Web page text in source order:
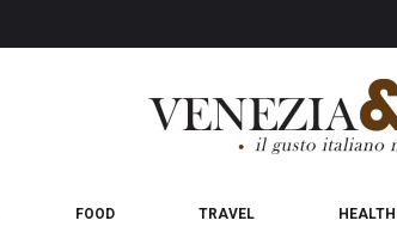
FOOD TRAVEL HEALTH